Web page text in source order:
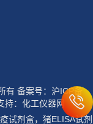
有 备案号：沪ICP备
： 化工仪器网
试剂盒，猪ELISA试剂